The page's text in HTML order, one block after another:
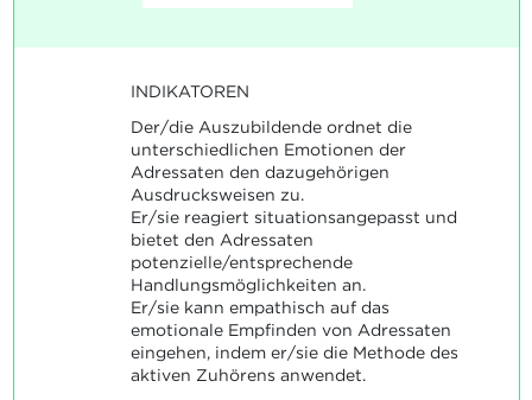
INDIKATOREN
Der/die Auszubildende ordnet die
unterschiedlichen Emotionen der
Adressaten den dazugehörigen
Ausdrucksweisen zu.
Er/sie reagiert situationsangepasst und
bietet den Adressaten
potenzielle/entsprechende
Handlungsmöglichkeiten an.
Er/sie kann empathisch auf das
emotionale Empfinden von Adressaten
eingehen, indem er/sie die Methode des
aktiven Zuhörens anwendet.